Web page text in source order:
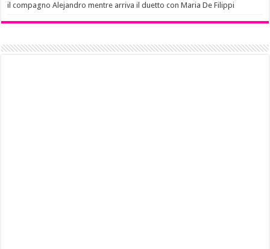
il compagno Alejandro mentre arriva il duetto con Maria De Filippi